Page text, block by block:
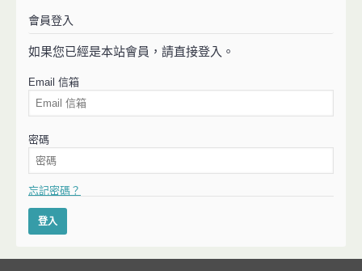
會員登入
如果您已經是本站會員，請直接登入。
Email 信箱
密碼
忘記密碼？